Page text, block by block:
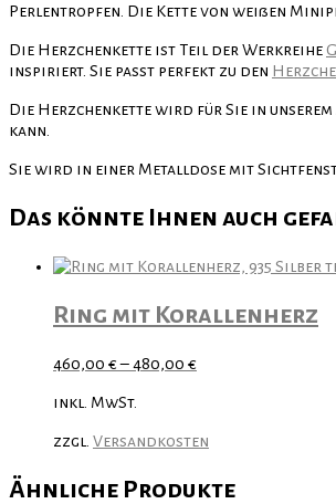
Perlentropfen. Die Kette von weißen
Die Herzchenkette ist Teil der Werkreihe
inspiriert. Sie passt perfekt zu den
Die Herzchenkette wird für Sie in
kann.
Sie wird in einer Metalldose mit
Das könnte Ihnen auch
Ring mit Korallenherz
460,00 €–480,00 €
inkl. MwSt.
zzgl. Versandkosten
Ähnliche Produkte